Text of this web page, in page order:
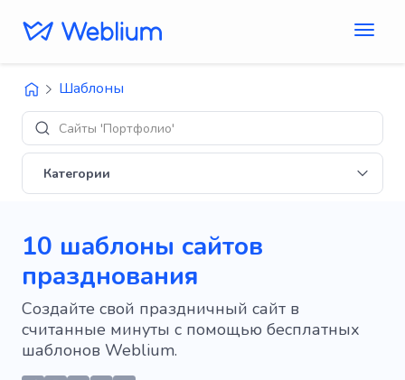
Шаблоны
Дизайны 'E-
Категории
10 шаблоны сайтов
празднования
Создайте свой праздничный сайт в
считанные минуты с помощью бесплатных
шаблонов Weblium.